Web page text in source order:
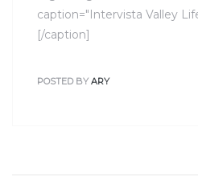
caption="Intervista Valley
[/caption]
POSTED BY ARY